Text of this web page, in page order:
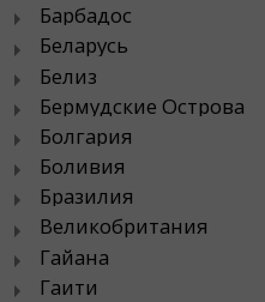
Барбадос
Беларусь
Белиз
Бермудские Острова
Болгария
Боливия
Бразилия
Великобритания
Гайана
Гаити